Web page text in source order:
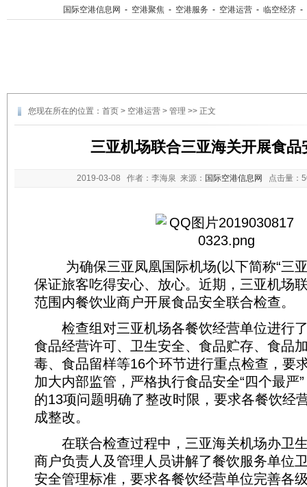
国际空港信息网 - 空港聚焦 - 空港服务 - 空港运营 - 临空经济 -
您现在所在的位置： 首页 > 空港运营 > 管理 >> 正文
三亚机场联合三亚海关开展食品
2019-03-08 作者：李海泉 来源： 国际空港信息网 点击量：
为确保三亚凤凰国际机场(以下简称“三亚
保证旅客吃得安心、放心。近期，三亚机场
范围内餐饮业商户开展食品安全联合检查。
检查组对三亚机场各餐饮经营单位进行
食品经营许可、卫生安全、食品贮存、食品
毒、食品留样等16个环节进行重点检查，要
加大内部监管，严格执行食品安全“四个最严
的13项问题明确了整改时限，要求各餐饮经
成整改。
在联合检查过程中，三亚海关机场办卫
商户负责人及管理人员讲解了餐饮服务单位
安全管理标准，要求各餐饮经营单位完善各